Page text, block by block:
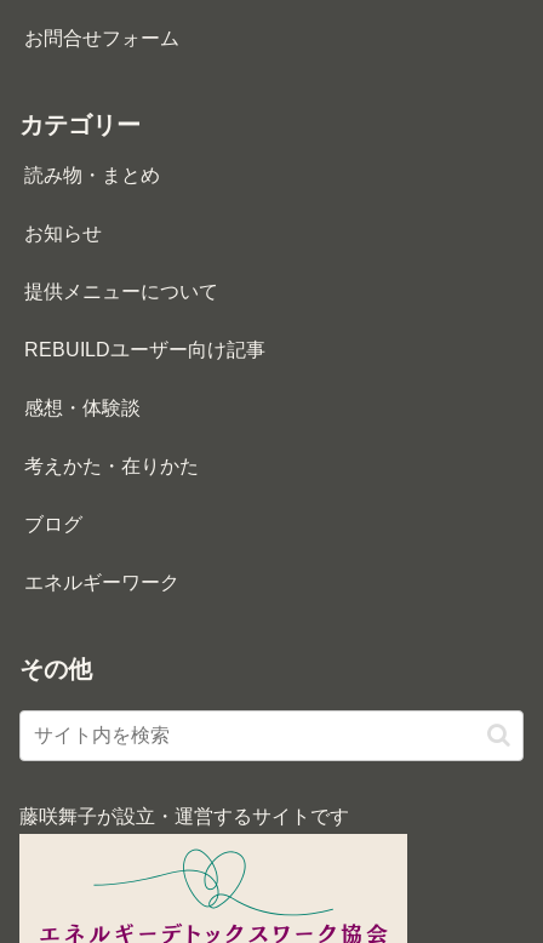
お問合せフォーム
カテゴリー
読み物・まとめ
お知らせ
提供メニューについて
REBUILDユーザー向け記事
感想・体験談
考えかた・在りかた
ブログ
エネルギーワーク
その他
藤咲舞子が設立・運営するサイトです